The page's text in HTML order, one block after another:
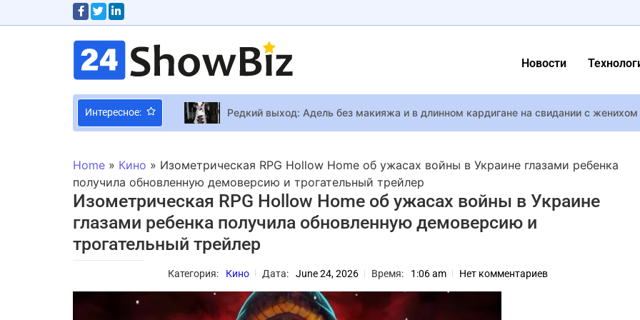
Новости
Интересное:
Редкий выход: Адель без макияжа и в длинном кардигане на свидании с женихом
Король Чарльз III станет первым монархом, который обнародует доходы, – ВВС
Бери на заметку: жена Алексея Резникова рассказала, как сохранить
Аlyona Аlyona в связи с проблемами со здоровьем приостанавливает творческую
Фанат Age of Empires 2 представил ИИ-концепт постапокалиптического мода по
Короткая стрижка, кепка и очки: жена Дэвида Аксельрода продюсер Алена
Home » Кино » Изометрическая RPG Hollow Home об ужасах войны в Украине глазами ребенка
получила обновленную демоверсию и трогательный трейлер
Изометрическая RPG Hollow Home об ужасах войны в Украине
глазами ребенка получила обновленную демоверсию и
трогательный трейлер
Категория: Кино Дата: June 24, 2026 Время: 1:06 am Нет комментариев